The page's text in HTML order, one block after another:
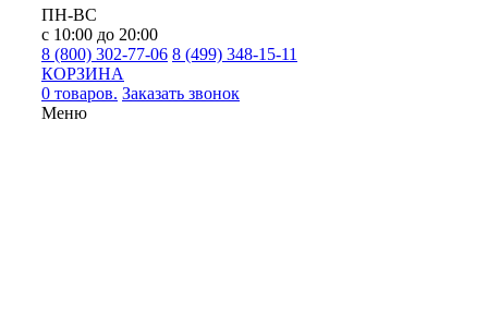
ПН-ВС
с 10:00 до 20:00
8 (800) 302-77-06 8 (499) 348-15-11
КОРЗИНА
0 товаров. Заказать звонок
Меню